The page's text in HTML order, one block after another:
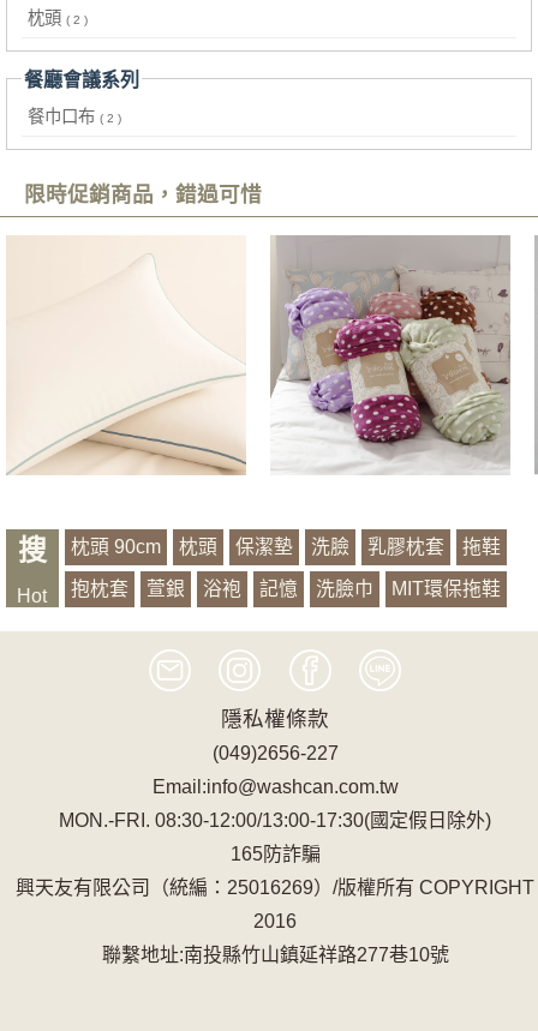
枕頭 ( 2 )
餐廳會議系列
餐巾口布 ( 2 )
限時促銷商品，錯過可惜
搜
Hot
枕頭 90cm 枕頭 保潔墊 洗臉 乳膠枕套 拖鞋
抱枕套 萱銀 浴袍 記憶 洗臉巾 MIT環保拖鞋
有機山蕉 居家 床包
隱私權條款
(049)2656-227
Email:info@washcan.com.tw
MON.-FRI. 08:30-12:00/13:00-17:30(國定假日除外)
165防詐騙
興天友有限公司（統編：25016269）/版權所有 COPYRIGHT
2016
聯繫地址:南投縣竹山鎮延祥路277巷10號